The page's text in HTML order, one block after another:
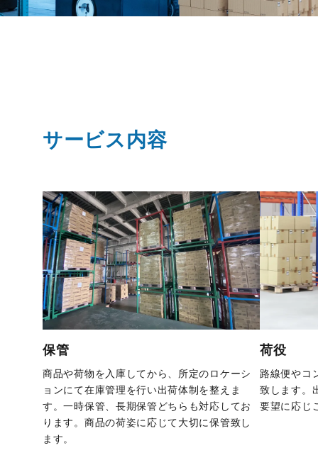
サービス内容
保管
商品や荷物を入庫してから、所定のロケーシ
ョンにて在庫管理を行い出荷体制を整えま
す。一時保管、長期保管どちらも対応してお
ります。商品の荷姿に応じて大切に保管致し
ます。
荷役
路線便やコ
致します。
要望に応じ